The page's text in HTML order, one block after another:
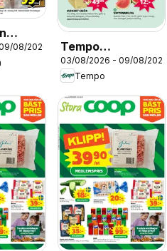
08/2026
Tempo
erbjudanden
03/08/2026 - 09/08/2026
Tempo